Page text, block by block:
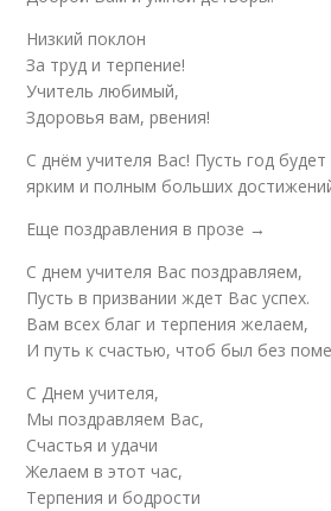
Низкий поклон
За труд и терпение!
Учитель любимый,
Здоровья вам, рвения!
С днём учителя Вас! Пусть год
ярким и полным больших
Еще поздравления в прозе →
С днем учителя Вас поздравляем,
Пусть в призвании ждет Вас успех.
Вам всех благ и терпения желаем,
И путь к счастью, чтоб был без
С Днем учителя,
Мы поздравляем Вас,
Счастья и удачи
Желаем в этот час,
Терпения и бодрости